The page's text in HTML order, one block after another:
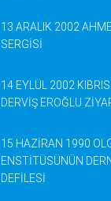
13 ARALIK 2002
SERGİSİ
14 EYLÜL 2002
DERVİŞ EROĞLU
15 HAZİRAN 1990
ENSTİTÜSÜNÜN
DEFİLESİ